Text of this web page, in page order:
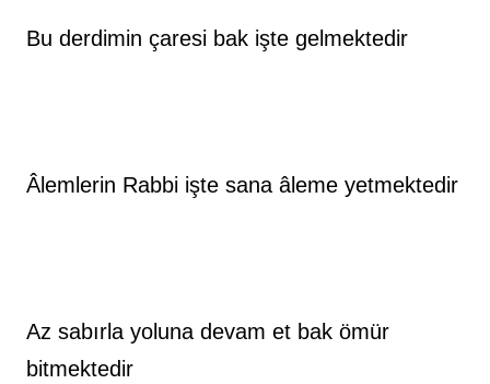
Bu derdimin çaresi bak işte gelmektedir
Âlemlerin Rabbi işte sana âleme yetmektedir
Az sabırla yoluna devam et bak ömür
bitmektedir